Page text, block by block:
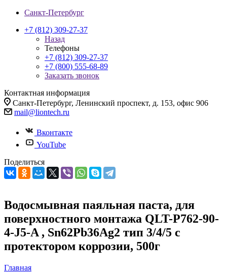
Санкт-Петербург
+7 (812) 309-27-37
Назад
Телефоны
+7 (812) 309-27-37
+7 (800) 555-68-89
Заказать звонок
Контактная информация
Санкт-Петербург, Ленинский проспект, д. 153, офис 906
mail@liontech.ru
Вконтакте
YouTube
Поделиться
Водосмывная паяльная паста, для
поверхностного монтажа QLT-P762-90-
4-J5-A , Sn62Pb36Ag2 тип 3/4/5 с
протектором коррозии, 500г
Главная